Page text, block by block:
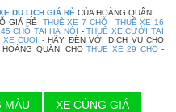
DU LỊCH GIÁ RẺ CỦA HOÀNG QUÂN:
GIÁ RẺ- THUÊ XE 7 CHỖ- THUÊ XE 16
CHỖ TẠI HÀ NỘI -THUÊ XE CƯỚI TẠI
XE CUOI - HÃY ĐẾN VỚI DỊCH VỤ CHO
QUÂN: CHOTHUE XE 29 CHO-
MÀU
XE CÙNG GIÁ